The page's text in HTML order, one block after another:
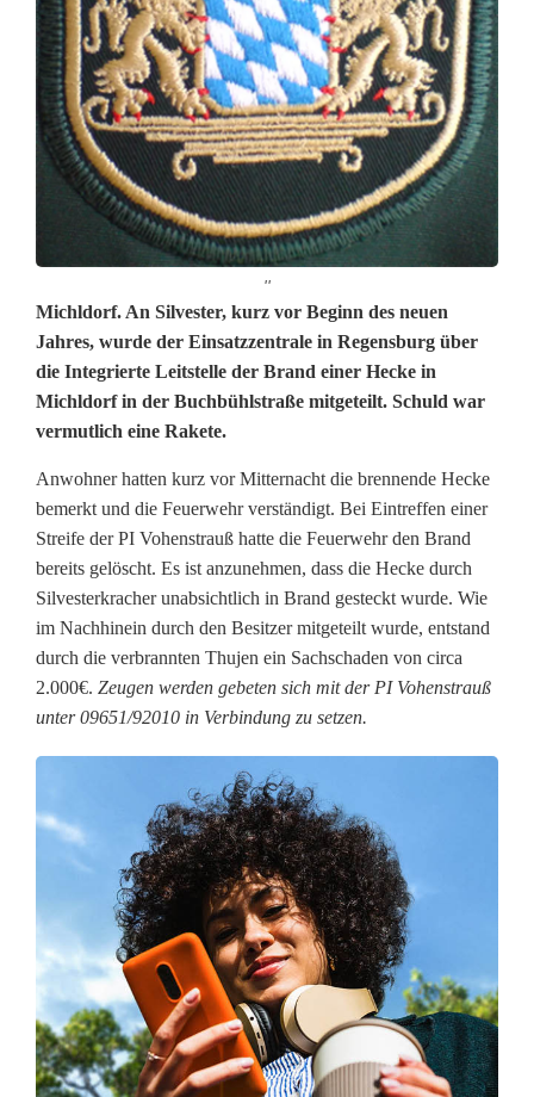
''
H
e
c
e
a
b
g
e
b
r
a
n
t
Michldorf. An Silvester, kurz vor Beginn des neuen
Jahres, wurde der Einsatzzentrale in Regensburg über
die Integrierte Leitstelle der Brand einer Hecke in
Michldorf in der Buchbühlstraße mitgeteilt. Schuld war
vermutlich eine Rakete.
Anwohner hatten kurz vor Mitternacht die brennende Hecke
bemerkt und die Feuerwehr verständigt. Bei Eintreffen einer
Streife der PI Vohenstrauß hatte die Feuerwehr den Brand
bereits gelöscht. Es ist anzunehmen, dass die Hecke durch
Silvesterkracher unabsichtlich in Brand gesteckt wurde. Wie
im Nachhinein durch den Besitzer mitgeteilt wurde, entstand
durch die verbrannten Thujen ein Sachschaden von circa
2.000€. Zeugen werden gebeten sich mit der PI Vohenstrauß
unter 09651/92010 in Verbindung zu setzen.